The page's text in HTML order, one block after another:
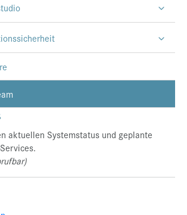
aktuellen Systemstatus und geplante